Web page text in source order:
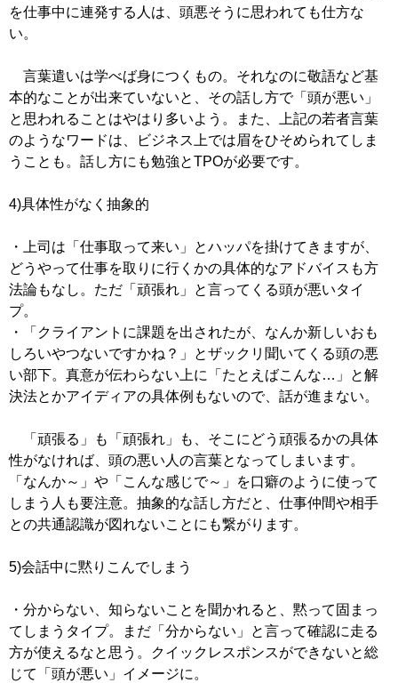
を仕事中に連発する人は、頭悪そうに思われても仕方な
い。
言葉遣いは学べば身につくもの。それなのに敬語など基
本的なことが出来ていないと、その話し方で「頭が悪い」
と思われることはやはり多いよう。また、上記の若者言葉
のようなワードは、ビジネス上では眉をひそめられてしま
うことも。話し方にも勉強とTPOが必要です。
4)具体性がなく抽象的
・上司は「仕事取って来い」とハッパを掛けてきますが、
どうやって仕事を取りに行くかの具体的なアドバイスも方
法論もなし。ただ「頑張れ」と言ってくる頭が悪いタイ
プ。
・「クライアントに課題を出されたが、なんか新しいおも
しろいやつないですかね？」とザックリ聞いてくる頭の悪
い部下。真意が伝わらない上に「たとえばこんな…」と解
決法とかアイディアの具体例もないので、話が進まない。
「頑張る」も「頑張れ」も、そこにどう頑張るかの具体
性がなければ、頭の悪い人の言葉となってしまいます。
「なんか～」や「こんな感じで～」を口癖のように使って
しまう人も要注意。抽象的な話し方だと、仕事仲間や相手
との共通認識が図れないことにも繋がります。
5)会話中に黙りこんでしまう
・分からない、知らないことを聞かれると、黙って固まっ
てしまうタイプ。まだ「分からない」と言って確認に走る
方が使えるなと思う。クイックレスポンスができないと総
じて「頭が悪い」イメージに。